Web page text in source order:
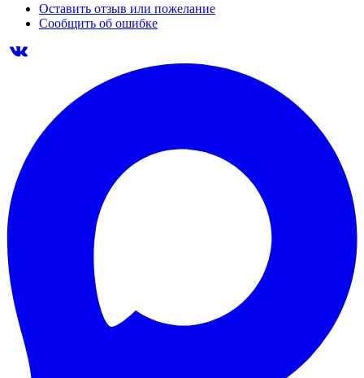
Оставить отзыв или пожелание
Сообщить об ошибке